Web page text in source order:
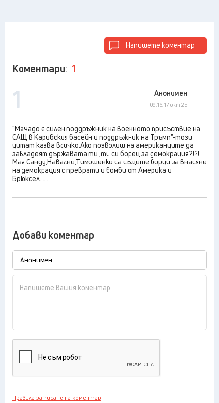
Напишете коментар
Коментари: 1
1 Анонимен
09:16, 17 окт 25
"Мачадо е силен поддръжник на военното присъствие на
САЩ в Карибския басейн и поддръжник на Тръмп"-този
цитат казва всичко.Ако позволиш на американците да
завладеят държавата ти ,ти си борец за демокрация?!?!
Мая Санду,Навални,Тимошенко са същите борци за внасяне
на демокрация с преврати и бомби от Америка и
Брюксел......
Добави коментар
Правила за писане на коментар